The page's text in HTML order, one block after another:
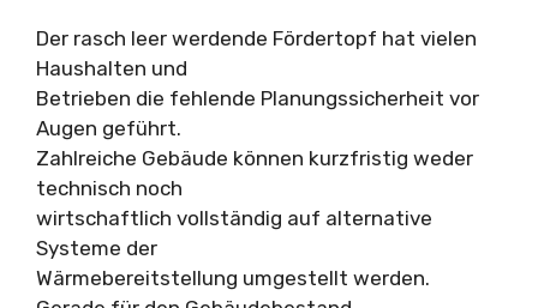
Der rasch leer werdende Fördertopf hat vielen
Haushalten und
Betrieben die fehlende Planungssicherheit vor
Augen geführt.
Zahlreiche Gebäude können kurzfristig weder
technisch noch
wirtschaftlich vollständig auf alternative
Systeme der
Wärmebereitstellung umgestellt werden.